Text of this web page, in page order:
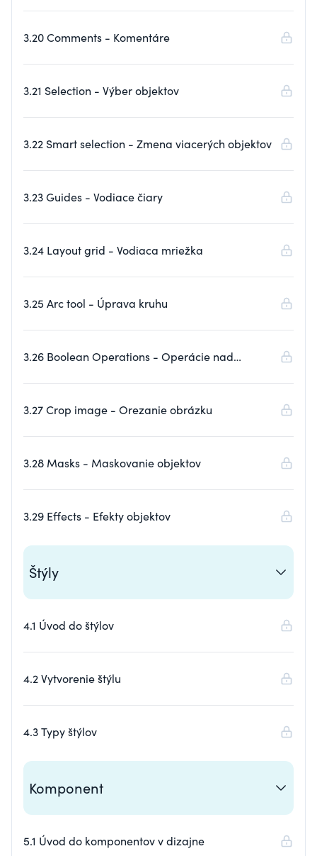
3.20 Comments - Komentáre
3.21 Selection - Výber objektov
3.22 Smart selection - Zmena viacerých objektov
3.23 Guides - Vodiace čiary
3.24 Layout grid - Vodiaca mriežka
3.25 Arc tool - Úprava kruhu
3.26 Boolean Operations - Operácie nad
3.27 Crop image - Orezanie obrázku
3.28 Masks - Maskovanie objektov
3.29 Effects - Efekty objektov
Štýly
4.1 Úvod do štýlov
4.2 Vytvorenie štýlu
4.3 Typy štýlov
Komponent
5.1 Úvod do komponentov v dizajne